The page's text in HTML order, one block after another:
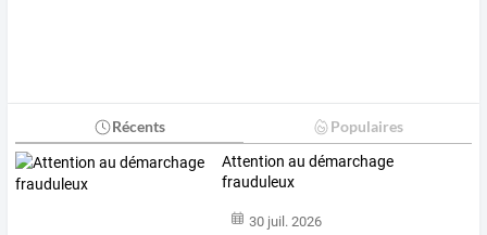
Récents Populaires
Attention au démarchage
frauduleux
30 juil. 2026